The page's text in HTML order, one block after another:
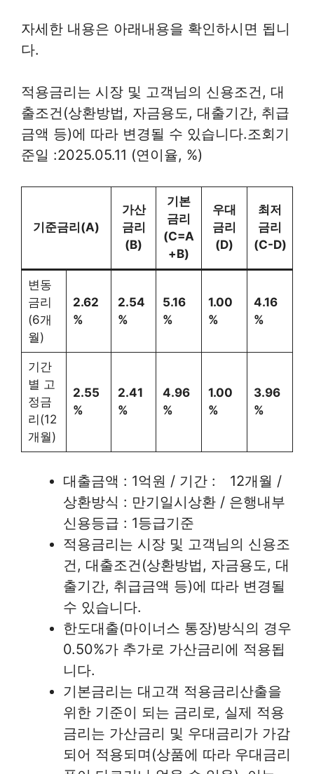
자세한 내용은 아래내용을 확인하시면 됩니
다.
적용금리는 시장 및 고객님의 신용조건, 대
출조건(상환방법, 자금용도, 대출기간, 취급
금액 등)에 따라 변경될 수 있습니다.조회기
준일 :2025.05.11 (연이율, %)
기준금리(A)
가산
금리
(B)
기본
금리
(C=A
+B)
우대
금리
(D)
최저
금리
(C-D)
변동
금리
(6개
월)
2.62
%
2.54
%
5.16
%
1.00
%
4.16
%
기간
별 고
정금
리(12
개월)
2.55
%
2.41
%
4.96
%
1.00
%
3.96
%
대출금액 : 1억원 / 기간 : 12개월 /
상환방식 : 만기일시상환 / 은행내부
신용등급 : 1등급기준
적용금리는 시장 및 고객님의 신용조
건, 대출조건(상환방법, 자금용도, 대
출기간, 취급금액 등)에 따라 변경될
수 있습니다.
한도대출(마이너스 통장)방식의 경우
0.50%가 추가로 가산금리에 적용됩
니다.
기본금리는 대고객 적용금리산출을
위한 기준이 되는 금리로, 실제 적용
금리는 가산금리 및 우대금리가 가감
되어 적용되며(상품에 따라 우대금리